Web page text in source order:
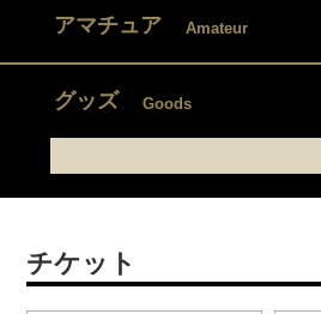
アマチュア Amateur
グッズ Goods
チケット